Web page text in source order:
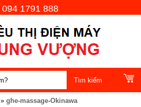
094 1791 888
» ghe-massage-Okinawa